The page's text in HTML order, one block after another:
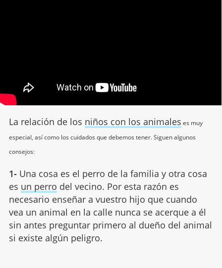
La relación de los niños con los animales es muy
especial, así como los cuidados que debemos tener. Siguen algunos
consejos:
1-Una cosa es el perro de la familia y otra cosa
es un perro del vecino. Por esta razón es
necesario enseñar a vuestro hijo que cuando
vea un animal en la calle nunca se acerque a él
sin antes preguntar primero al dueño del animal
si existe algún peligro.